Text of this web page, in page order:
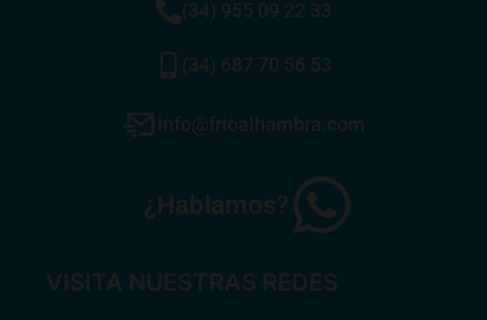
(34) 955 09 22 33
(34) 687 70 56 53
info@frioalhambra.com
¿Hablamos?
VISITA NUESTRAS REDES